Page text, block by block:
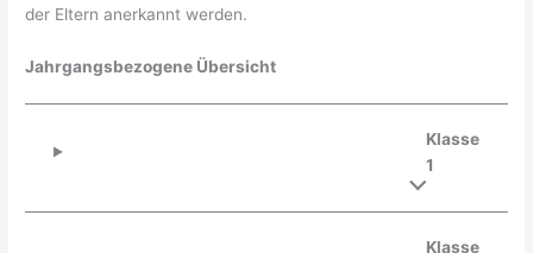
der Eltern anerkannt werden.
Jahrgangsbezogene Übersicht
Klasse
1
Klasse